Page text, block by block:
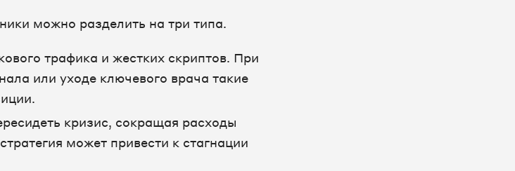
можно разделить на три типа.
трафика и жестких скриптов. При
или уходе ключевого врача такие
кризис, сокращая расходы
может привести к стагнации